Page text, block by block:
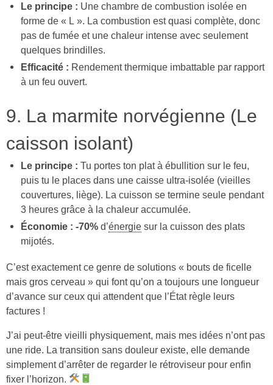
Le principe : Une chambre de combustion isolée en
forme de « L ». La combustion est quasi complète, donc
pas de fumée et une chaleur intense avec seulement
quelques brindilles.
Efficacité : Rendement thermique imbattable par rapport
à un feu ouvert.
9. La marmite norvégienne (Le
caisson isolant)
Le principe : Tu portes ton plat à ébullition sur le feu,
puis tu le places dans une caisse ultra-isolée (vieilles
couvertures, liège). La cuisson se termine seule pendant
3 heures grâce à la chaleur accumulée.
Économie : -70% d’énergie sur la cuisson des plats
mijotés.
C’est exactement ce genre de solutions « bouts de ficelle
mais gros cerveau » qui font qu’on a toujours une longueur
d’avance sur ceux qui attendent que l’État règle leurs
factures !
J’ai peut-être vieilli physiquement, mais mes idées n’ont pas
une ride. La transition sans douleur existe, elle demande
simplement d’arrêter de regarder le rétroviseur pour enfin
fixer l’horizon.